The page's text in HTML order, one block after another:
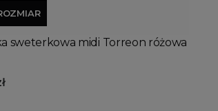
sweterkowa midi Torreon różowa